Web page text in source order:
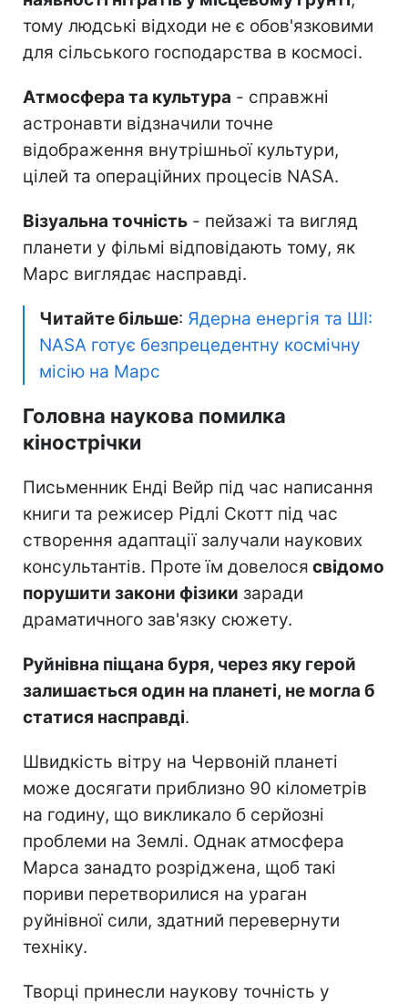
тому людські відходи не є обов'язковими
для сільського господарства в космосі.
Атмосфера та культура - справжні
астронавти відзначили точне
відображення внутрішньої культури,
цілей та операційних процесів NASA.
Візуальна точність - пейзажі та вигляд
планети у фільмі відповідають тому, як
Марс виглядає насправді.
Читайте більше: Ядерна енергія та ШІ:
NASA готує безпрецедентну космічну
місію на Марс
Головна наукова помилка
кінострічки
Письменник Енді Вейр під час написання
книги та режисер Рідлі Скотт під час
створення адаптації залучали наукових
консультантів. Проте їм довелося свідомо
порушити закони фізики заради
драматичного зав'язку сюжету.
Руйнівна піщана буря, через яку герой
залишається один на планеті, не могла б
статися насправді.
Швидкість вітру на Червоній планеті
може досягати приблизно 90 кілометрів
на годину, що викликало б серйозні
проблеми на Землі. Однак атмосфера
Марса занадто розріджена, щоб такі
пориви перетворилися на ураган
руйнівної сили, здатний перевернути
техніку.
Творці принесли наукову точність у